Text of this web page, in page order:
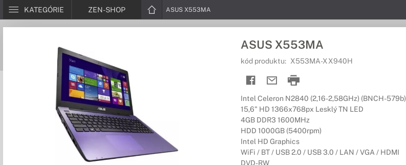
KATEGÓRIE ZEN-SHOP ASUS X553MA
ASUS X553MA
kód produktu: X553MA-XX940H
Intel Celeron N2840 (2,16-2,58GHz) (BNCH-579b)
15,6" HD 1366x768px Lesklý TN LED
4GB DDR3 1600MHz
HDD 1000GB (5400rpm)
Intel HD Graphics
WiFi / BT / USB 2.0 / USB 3.0 / LAN / VGA / HDMI
DVD-RW